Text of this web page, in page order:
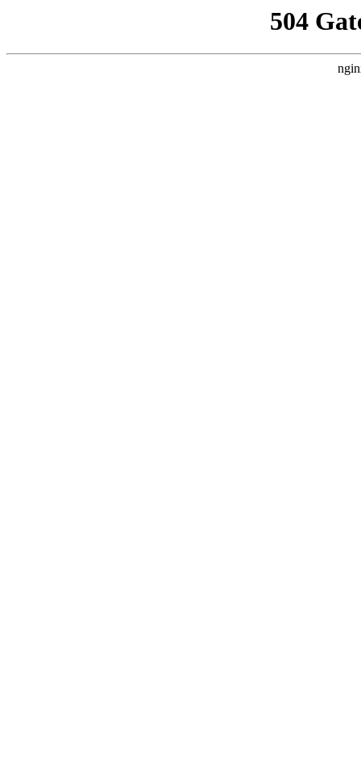
504